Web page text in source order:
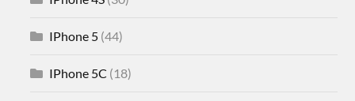
IPhone 5 (44)
IPhone 5C (18)